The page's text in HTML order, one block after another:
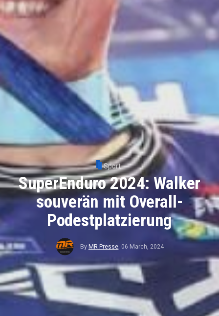
Sport
SuperEnduro 2024: Walker
souverän mit Overall-
Podestplatzierung
By MR Presse, 06 March, 2024